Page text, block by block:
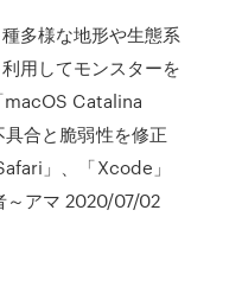
多様な地形や生態系
用してモンスターを
Catalina
具合と脆弱性を修正
」、「Xcode」
～アマ 2020/07/02